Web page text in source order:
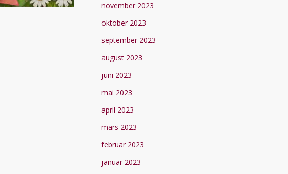
november 2023
oktober 2023
september 2023
august 2023
juni 2023
mai 2023
april 2023
mars 2023
februar 2023
januar 2023